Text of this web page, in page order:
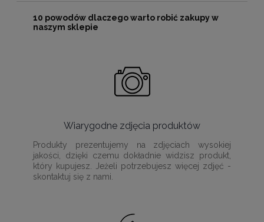
10 powodów dlaczego warto robić zakupy w
naszym sklepie
Wiarygodne zdjęcia produktów
Produkty prezentujemy na zdjęciach wysokiej
jakości, dzięki czemu dokładnie widzisz produkt,
który kupujesz. Jeżeli potrzebujesz więcej zdjęć -
skontaktuj się z nami.